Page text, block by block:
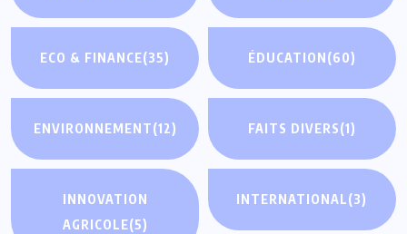
ECO & FINANCE(35) ÉDUCATION(60)
ENVIRONNEMENT(12) FAITS DIVERS(1)
INNOVATION
AGRICOLE(5)
INTERNATIONAL(3)